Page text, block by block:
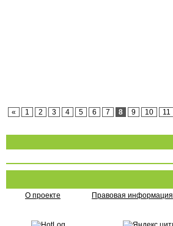
« 1 2 3 4 5 6 7 8 9 10 11
О проекте Правовая информация